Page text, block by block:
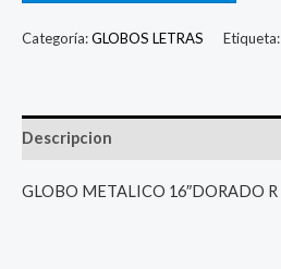
Categoría:GLOBOS LETRAS Etiqueta:
Descripcion
GLOBO METALICO 16″DORADO R